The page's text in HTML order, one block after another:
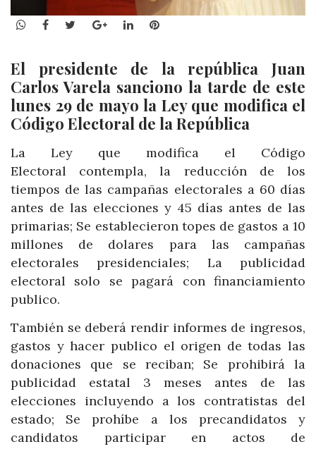
WhatsApp
Facebook
TwitterGoogle+LinkedInPinterest
El presidente de la república Juan
Carlos Varela sanciono la tarde de este
lunes 29 de mayo la Ley que modifica el
Código Electoral de la República
La Ley que modifica el Código
Electoral contempla, la reducción de los
tiempos de las campañas electorales a 60 días
antes de las elecciones y 45 días antes de las
primarias; Se establecieron topes de gastos a 10
millones de dolares para las campañas
electorales presidenciales; La publicidad
electoral solo se pagará con financiamiento
publico.
También se deberá rendir informes de ingresos,
gastos y hacer publico el origen de todas las
donaciones que se reciban; Se prohibirá la
publicidad estatal 3 meses antes de las
elecciones incluyendo a los contratistas del
estado; Se prohíbe a los precandidatos y
candidatos participar en actos de